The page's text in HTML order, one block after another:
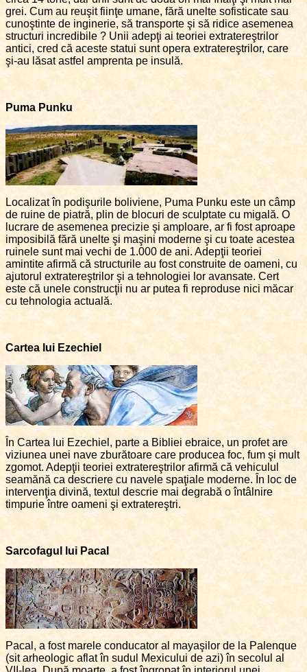
grei. Cum au reuşit fiinţe umane, fără unelte sofisticate sau
cunoştinte de inginerie, să transporte şi să ridice asemenea
structuri incredibile ? Unii adepţi ai teoriei extratereştrilor
antici, cred că aceste statui sunt opera extratereştrilor, care
şi-au lăsat astfel amprenta pe insulă.
Puma Punku
Localizat în podişurile boliviene, Puma Punku este un câmp
de ruine de piatră, plin de blocuri de sculptate cu migală. O
lucrare de asemenea precizie şi amploare, ar fi fost aproape
imposibilă fără unelte şi maşini moderne şi cu toate acestea
ruinele sunt mai vechi de 1.000 de ani. Adepţii teoriei
amintite afirmă că structurile au fost construite de oameni, cu
ajutorul extratereştrilor şi a tehnologiei lor avansate. Cert
este că unele construcţii nu ar putea fi reproduse nici măcar
cu tehnologia actuală.
Cartea lui Ezechiel
În Cartea lui Ezechiel, parte a Bibliei ebraice, un profet are
viziunea unei nave zburătoare care producea foc, fum şi mult
zgomot. Adepţii teoriei extratereştrilor afirmă că vehiculul
seamănă ca descriere cu navele spaţiale moderne. În loc de
intervenţia divină, textul descrie mai degrabă o întâlnire
timpurie între oameni şi extratereştri.
Sarcofagul lui Pacal
Pacal, a fost marele conducator al mayaşilor de la Palenque
(sit arheologic aflat în sudul Mexicului de azi) în secolul al